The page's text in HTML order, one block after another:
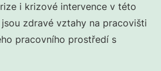
i krizové intervence v této
zdravé vztahy na pracovišti
pracovního prostředí s